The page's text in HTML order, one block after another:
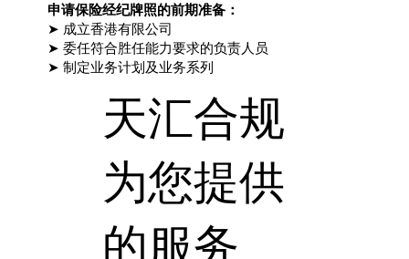
申请保险经纪牌照的前期准备：
➤ 成立香港有限公司
➤ 委任符合胜任能力要求的负责人员
➤ 制定业务计划及业务系列
天汇合规
为您提供
的服务